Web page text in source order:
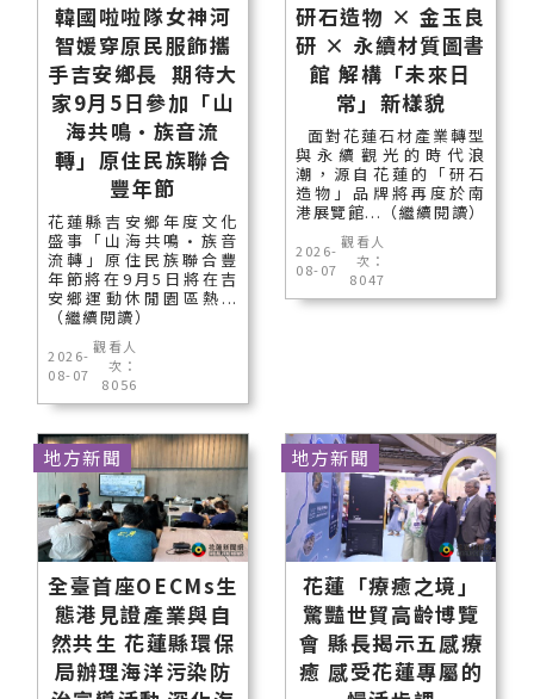
韓國啦啦隊女神河
智媛穿原民服飾攜
手吉安鄉長 期待大
家9月5日參加「山
海共鳴•族音流
轉」原住民族聯合
豐年節
花蓮縣吉安鄉年度文化
盛事「山海共鳴•族音
流轉」原住民族聯合豐
年節將在9月5日將在吉
安鄉運動休閒園區熱...
（繼續閱讀）
2026-
08-07
觀看人
次：
8056
研石造物 × 金玉良
研 × 永續材質圖書
館 解構「未來日
常」新樣貌
面對花蓮石材產業轉型
與永續觀光的時代浪
潮，源自花蓮的「研石
造物」品牌將再度於南
港展覽館...（繼續閱讀）
2026-
08-07
觀看人
次：
8047
全臺首座OECMs生
態港見證產業與自
然共生 花蓮縣環保
局辦理海洋污染防
地方新聞
花蓮「療癒之境」
驚豔世貿高齡博覽
會 縣長揭示五感療
癒 感受花蓮專屬的
地方新聞